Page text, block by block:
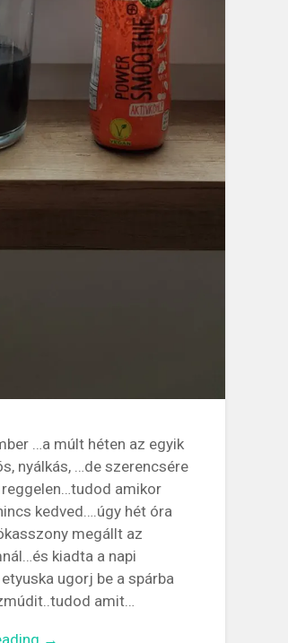
…a múlt héten az egyik
nyálkás, …de szerencsére
reggelen…tudod amikor
kedved….úgy hét óra
megállt az
kiadta a napi
ugorj be a spárba
amit…